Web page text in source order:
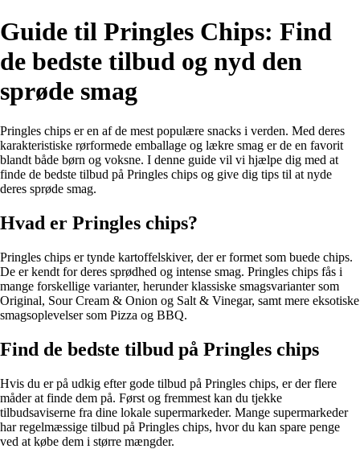
Guide til Pringles Chips: Find
de bedste tilbud og nyd den
sprøde smag
Pringles chips er en af de mest populære snacks i verden. Med deres
karakteristiske rørformede emballage og lækre smag er de en favorit
blandt både børn og voksne. I denne guide vil vi hjælpe dig med at
finde de bedste tilbud på Pringles chips og give dig tips til at nyde
deres sprøde smag.
Hvad er Pringles chips?
Pringles chips er tynde kartoffelskiver, der er formet som buede chips.
De er kendt for deres sprødhed og intense smag. Pringles chips fås i
mange forskellige varianter, herunder klassiske smagsvarianter som
Original, Sour Cream & Onion og Salt & Vinegar, samt mere eksotiske
smagsoplevelser som Pizza og BBQ.
Find de bedste tilbud på Pringles chips
Hvis du er på udkig efter gode tilbud på Pringles chips, er der flere
måder at finde dem på. Først og fremmest kan du tjekke
tilbudsaviserne fra dine lokale supermarkeder. Mange supermarkeder
har regelmæssige tilbud på Pringles chips, hvor du kan spare penge
ved at købe dem i større mængder.